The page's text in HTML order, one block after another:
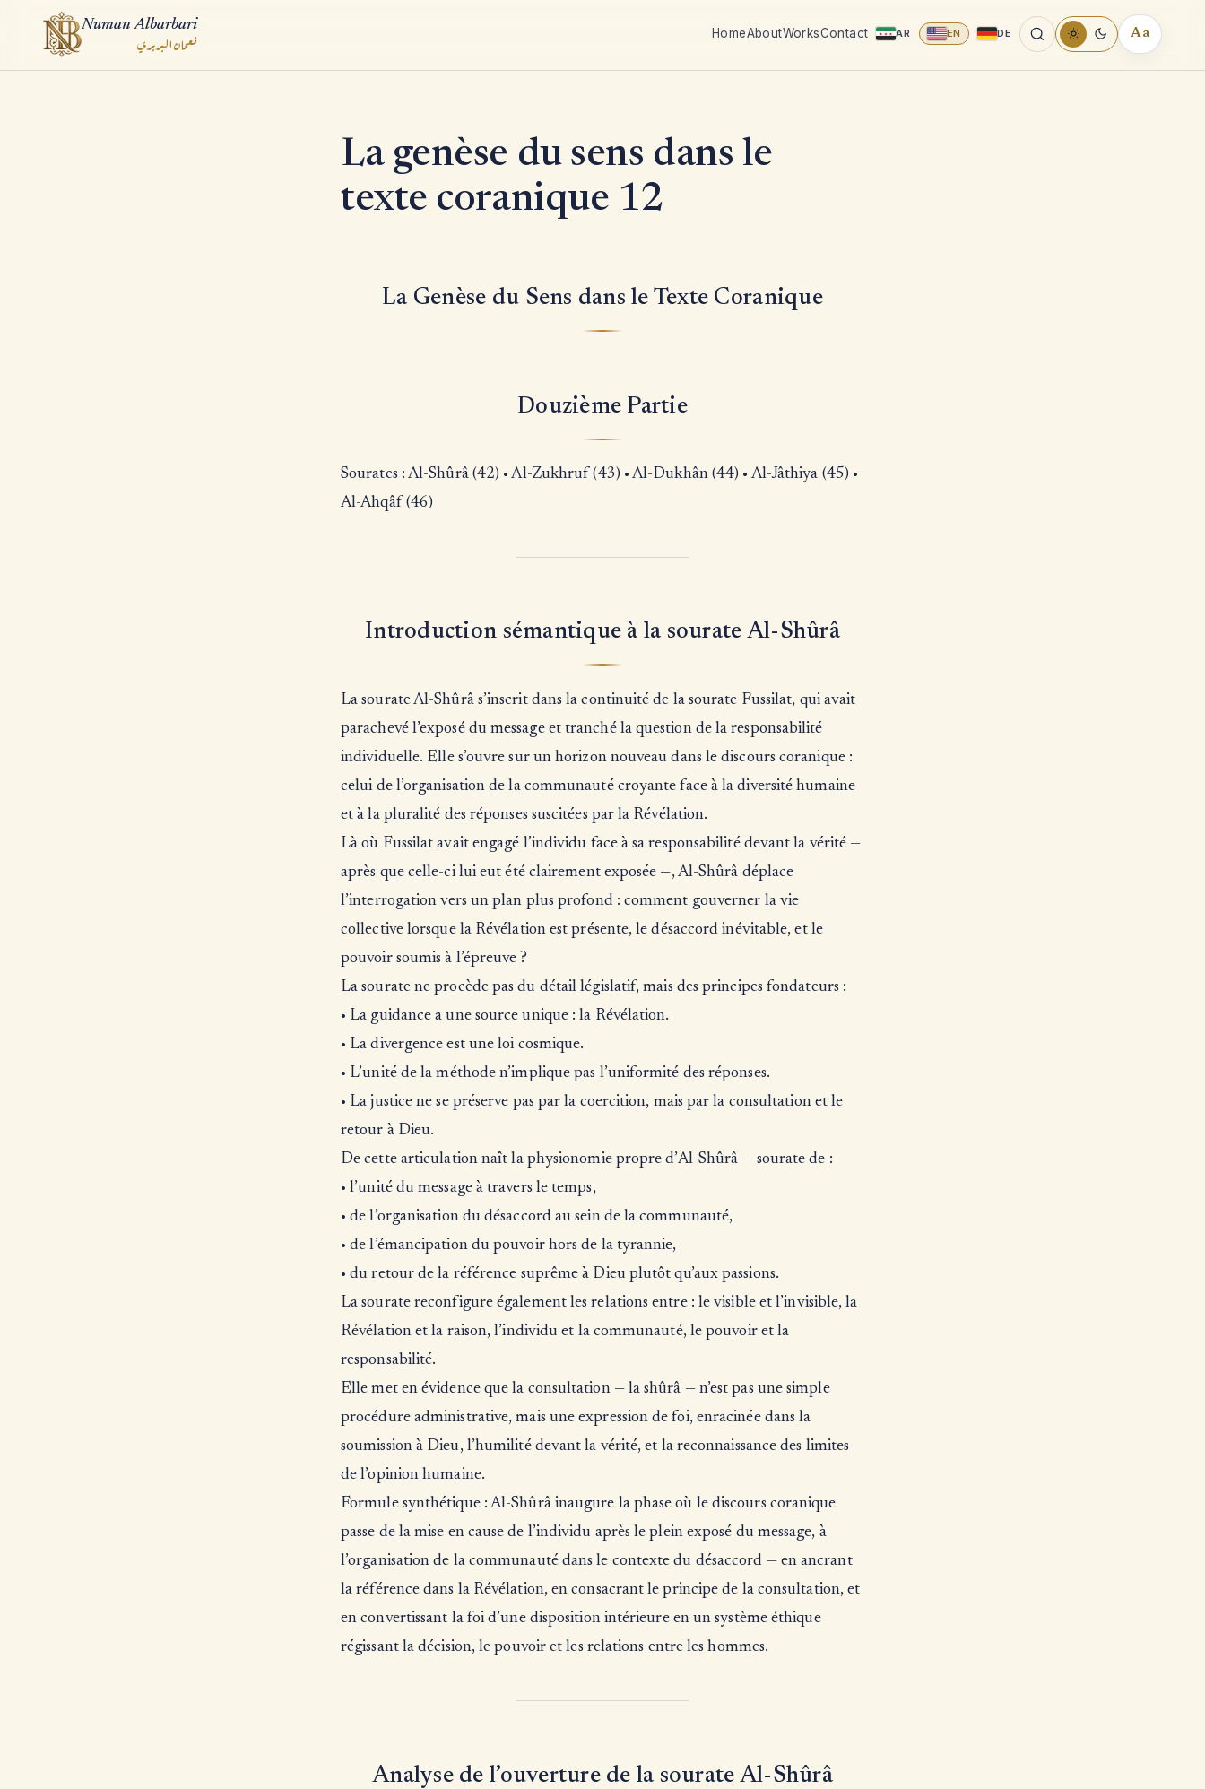
Numan Albarbari
نعمان البربري HomeAboutWorksContact AR EN DE AaREADING
TOOLS
La genèse du sens dans le
texte coranique 12
La Genèse du Sens dans le Texte Coranique
Douzième Partie
Sourates : Al-Shûrâ (42) • Al-Zukhruf (43) • Al-Dukhân (44) • Al-Jâthiya (45) •
Al-Ahqâf (46)
Introduction sémantique à la sourate Al-Shûrâ
La sourate Al-Shûrâ s’inscrit dans la continuité de la sourate Fussilat, qui avait
parachevé l’exposé du message et tranché la question de la responsabilité
individuelle. Elle s’ouvre sur un horizon nouveau dans le discours coranique :
celui de l’organisation de la communauté croyante face à la diversité humaine
et à la pluralité des réponses suscitées par la Révélation.
Là où Fussilat avait engagé l’individu face à sa responsabilité devant la vérité —
après que celle-ci lui eut été clairement exposée —, Al-Shûrâ déplace
l’interrogation vers un plan plus profond : comment gouverner la vie
collective lorsque la Révélation est présente, le désaccord inévitable, et le
pouvoir soumis à l’épreuve ?
La sourate ne procède pas du détail législatif, mais des principes fondateurs :
• La guidance a une source unique : la Révélation.
• La divergence est une loi cosmique.
• L’unité de la méthode n’implique pas l’uniformité des réponses.
• La justice ne se préserve pas par la coercition, mais par la consultation et le
retour à Dieu.
De cette articulation naît la physionomie propre d’Al-Shûrâ — sourate de :
• l’unité du message à travers le temps,
• de l’organisation du désaccord au sein de la communauté,
• de l’émancipation du pouvoir hors de la tyrannie,
• du retour de la référence suprême à Dieu plutôt qu’aux passions.
La sourate reconfigure également les relations entre : le visible et l’invisible, la
Révélation et la raison, l’individu et la communauté, le pouvoir et la
responsabilité.
Elle met en évidence que la consultation — la shûrâ — n’est pas une simple
procédure administrative, mais une expression de foi, enracinée dans la
soumission à Dieu, l’humilité devant la vérité, et la reconnaissance des limites
de l’opinion humaine.
Formule synthétique : Al-Shûrâ inaugure la phase où le discours coranique
passe de la mise en cause de l’individu après le plein exposé du message, à
l’organisation de la communauté dans le contexte du désaccord — en ancrant
la référence dans la Révélation, en consacrant le principe de la consultation, et
en convertissant la foi d’une disposition intérieure en un système éthique
régissant la décision, le pouvoir et les relations entre les hommes.
Analyse de l’ouverture de la sourate Al-Shûrâ